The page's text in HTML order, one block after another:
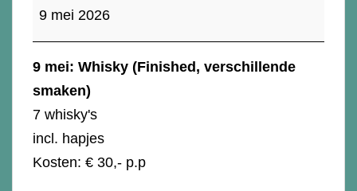
(Finished,
9 mei 2026
9 mei: Whisky (Finished, verschillende
smaken)
7 whisky's
incl. hapjes
Kosten: € 30,- p.p